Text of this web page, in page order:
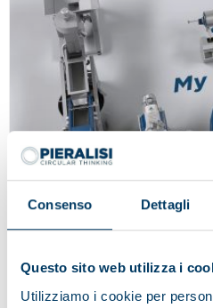
Consenso Dettagli
Questo sito web utilizza i
Utilizziamo i cookie per